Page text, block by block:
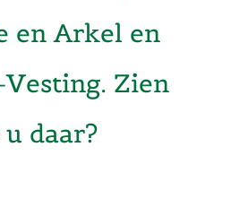
en Arkel en
Zien
daar?